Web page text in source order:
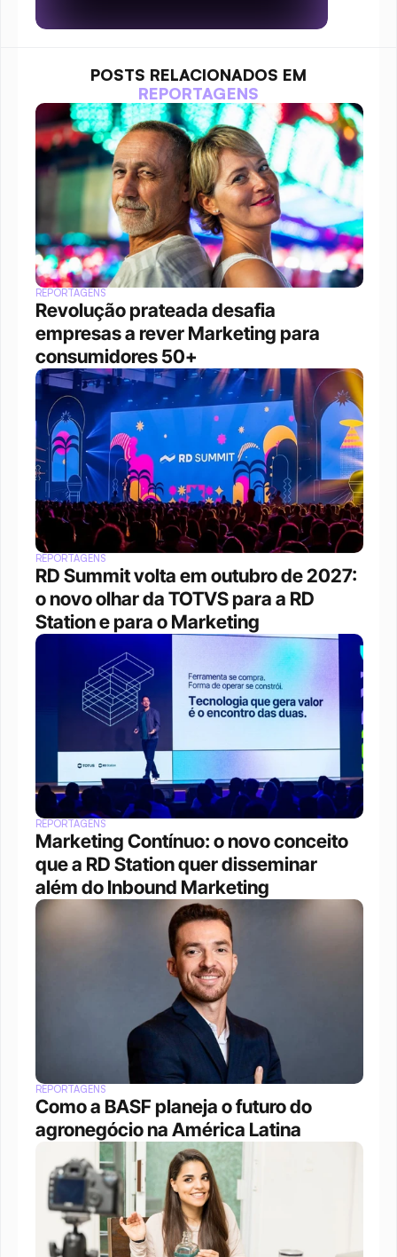
POSTS RELACIONADOS EM
REPORTAGENS
REPORTAGENS
Revolução prateada desafia
empresas a rever Marketing para
consumidores 50+
REPORTAGENS
RD Summit volta em outubro de 2027:
o novo olhar da TOTVS para a RD
Station e para o Marketing
REPORTAGENS
Marketing Contínuo: o novo conceito
que a RD Station quer disseminar
além do Inbound Marketing
REPORTAGENS
Como a BASF planeja o futuro do
agronegócio na América Latina